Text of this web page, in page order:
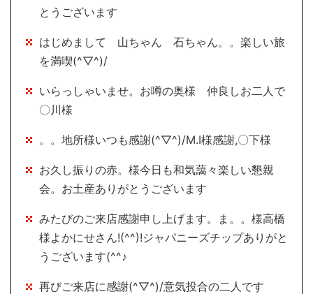
とうございます
はじめまして 山ちゃん 石ちゃん。。楽しい旅
を満喫(^▽^)/
いらっしゃいませ。お噂の奥様 仲良しお二人で
〇川様
。。地所様いつも感謝(^▽^)/M.I様感謝,〇下様
お久し振りの赤。様今日も和気藹々楽しい懇親
会。お土産ありがとうございます
みたびのご来店感謝申し上げます。ま。。様高橋
様よかにせさん!(^^)!ジャパニーズチップありがと
うございます(^^♪
再びご来店に感謝(^▽^)/意気投合の二人です